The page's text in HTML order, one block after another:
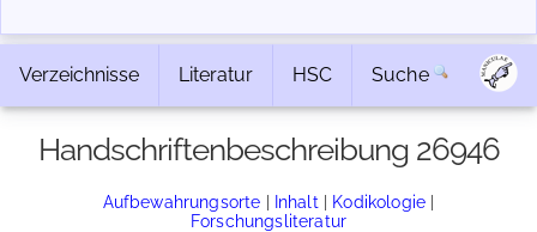
Verzeichnisse Literatur HSC Suche
Handschriftenbeschreibung 26946
Aufbewahrungsorte | Inhalt | Kodikologie |
Forschungsliteratur